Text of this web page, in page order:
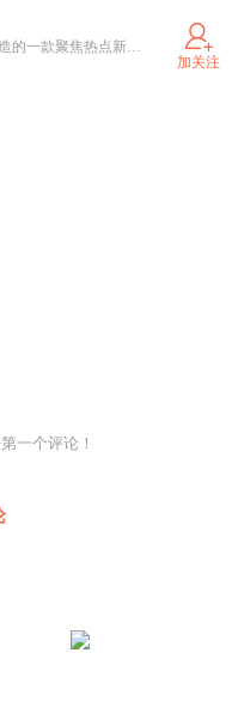
红星新闻是成都传媒集团致力打造的一款聚焦热点新闻的主流新兴媒体，这里是真相与思想的交汇之地。 这里聚集了中国优秀的调查新闻记者，拥有真知灼见的评论员；国内国际有价值的新闻，红星新闻都会冲在第一线。
加关注
一个评论！